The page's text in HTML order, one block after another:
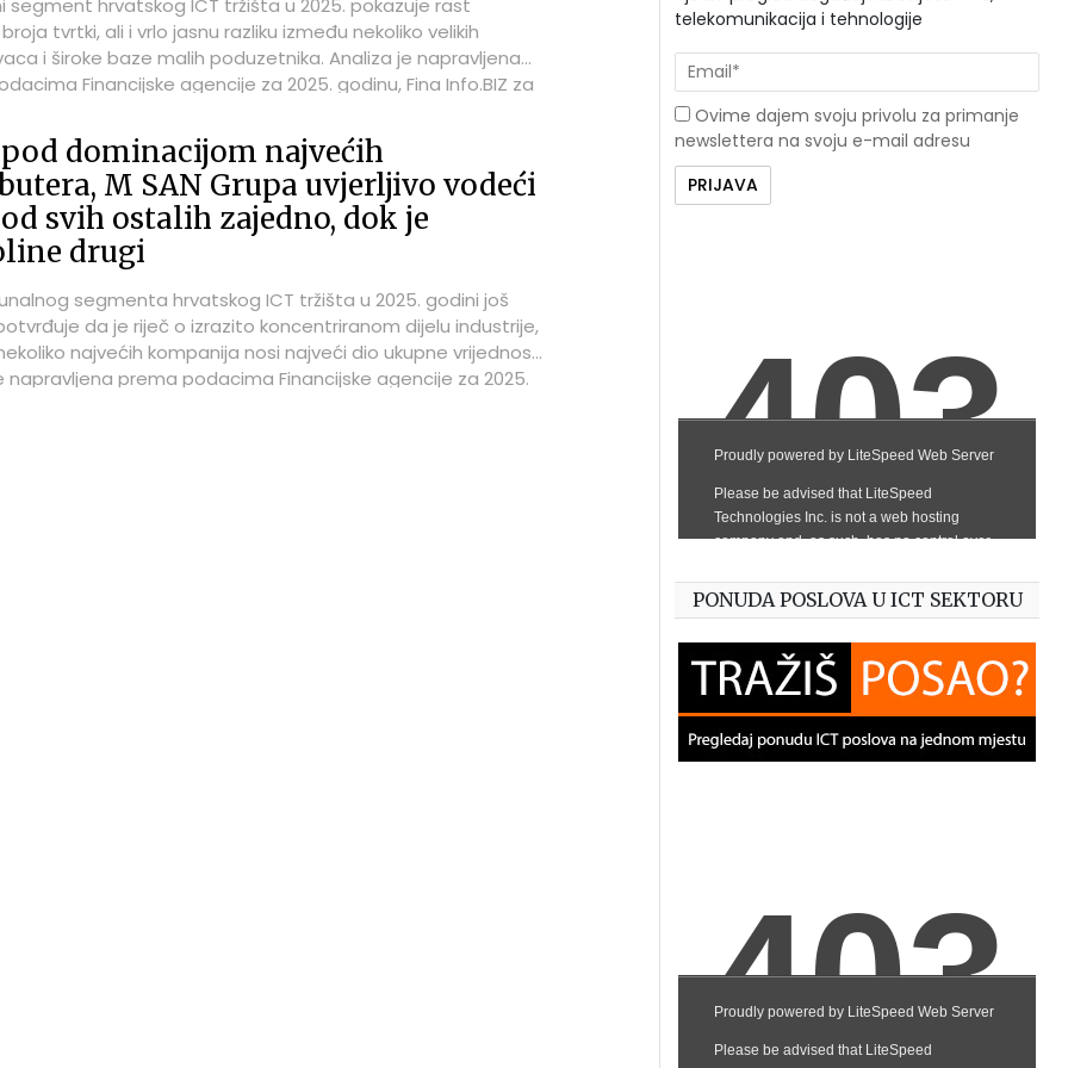
da visoka prosječna neto plaća kod manjih subjekata
vrlo specifične vlasničke, kadrovske ili projektne
segment hrvatskog ICT tržišta u 2025. pokazuje rast
tvrtki, ali i vrlo jasnu razliku između nekoliko velikih
i široke baze malih poduzetnika. Analiza je napravljena
Financijske agencije za 2025. godinu, Fina Info.BIZ za
broju zaposlenih u segmentu računala. Na vrhu ljestvice
Hrvatska s 411 zaposlenih, čime zadržava poziciju
poslodavca u ovoj skupini, iako je broj zaposlenih smanjen u
443 u 2024. i 457 u 2023. godini. Drugo mjesto drži M SAN
zaposlenih, odnosno 29 manje nego godinu prije, ali i dalje
nego 2021. kada je imala 143 zaposlenih. Treći je ALTPRO s
gotovo na istoj razini kao 2024., kada je imao 201
ali osjetno iznad 139 zaposlenih iz 2021. godine.
dominacijom najvećih
M SAN Grupa uvjerljivo vodeći
svih ostalih zajedno, dok je
drugi
segmenta hrvatskog ICT tržišta u 2025. godini još
da je riječ o izrazito koncentriranom dijelu industrije,
najvećih kompanija nosi najveći dio ukupne vrijednosti.
napravljena prema podacima Financijske agencije za 2025.
telekomunikacija i tehnologije
Ovime dajem svoju privolu za primanje
newslettera na svoju e-mail adresu
PONUDA POSLOVA U ICT SEKTORU